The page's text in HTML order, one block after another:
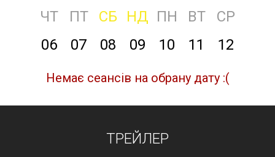
ЧТ ПТ СБ НД ПН ВТ
СР
06
07 08 09 10 11 12
Немає сеансів на обрану дату :(
ТРЕЙЛЕР